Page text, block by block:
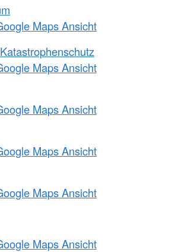
Maps Ansicht
Maps Ansicht
Maps Ansicht
Maps Ansicht
Maps Ansicht
Maps Ansicht